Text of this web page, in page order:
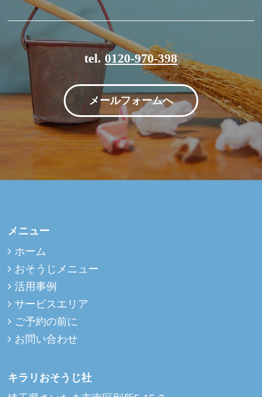
tel.0120-970-398
メールフォームへ
メニュー
ホーム
おそうじメニュー
活用事例
サービスエリア
ご予約の前に
お問い合わせ
キラリおそうじ社